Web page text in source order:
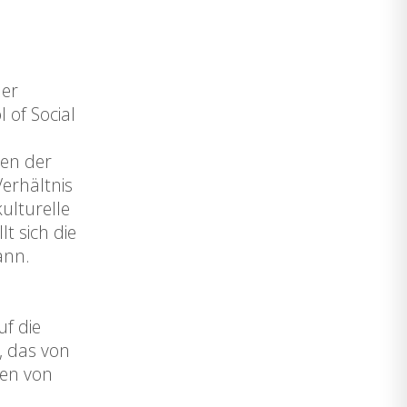
Social
der
sich die
die
das von
von